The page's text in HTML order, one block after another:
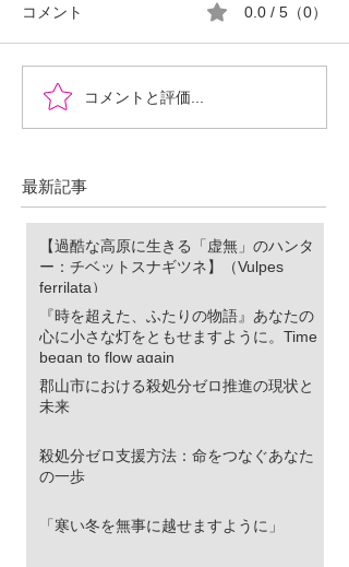
『時を超えた、ふたりの
物語』あなたの心に小さ
に。Time began to flow again
コメント 0.0 / 5（0）
コメントと評価...
最新記事
【過酷な高原に生きる「虚無」のハンタ
ー：チベットスナギツネ】（Vulpes
ferrilata）
『時を超えた、ふたりの物語』あなたの
心に小さな灯をともせますように。Time
began to flow again
郡山市における殺処分ゼロ推進の現状と
未来
殺処分ゼロ支援方法：命をつなぐあなた
の一歩
「寒い冬を無事に越せますように」